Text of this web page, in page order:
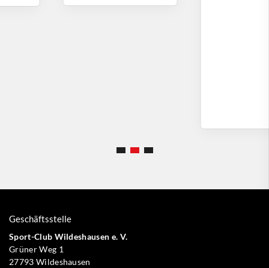
Geschäftsstelle
Sport-Club Wildeshausen e. V.
Grüner Weg 1
27793 Wildeshausen